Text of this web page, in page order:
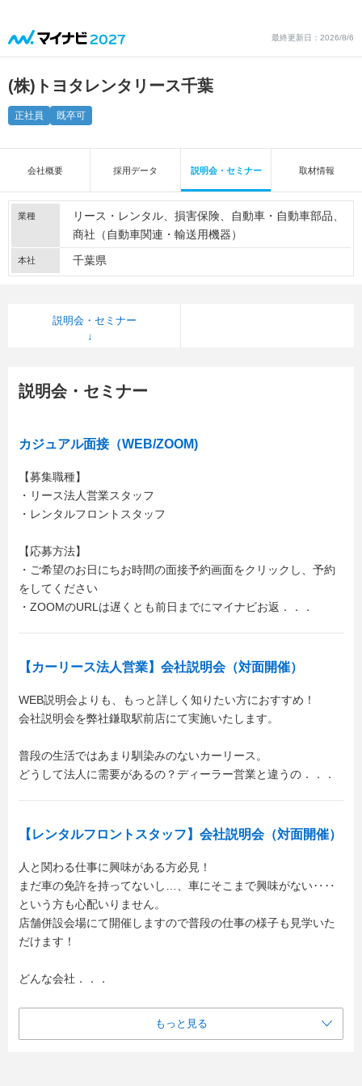
最終更新日：2026/8/6
(株)トヨタレンタリース千葉
正社員 既卒可
会社概要 採用データ 説明会・セミナー 取材情報
業種 リース・レンタル 損害保険
自動車・自動車部品
商社（自動車関連・輸送用機器）
本社 千葉県
説明会・セミナー
説明会・セミナー
カジュアル面接（WEB/ZOOM)
【募集職種】
・リース法人営業スタッフ
・レンタルフロントスタッフ
【応募方法】
・ご希望のお日にちお時間の面接予約画面をクリックし、予約
をしてください
・ZOOMのURLは遅くとも前日までにマイナビお返．．．
【カーリース法人営業】会社説明会（対面開催）
WEB説明会よりも、もっと詳しく知りたい方におすすめ！
会社説明会を弊社鎌取駅前店にて実施いたします。
普段の生活ではあまり馴染みのないカーリース。
どうして法人に需要があるの？ディーラー営業と違うの．．．
【レンタルフロントスタッフ】会社説明会（対面開催）
人と関わる仕事に興味がある方必見！
まだ車の免許を持ってないし…、車にそこまで興味がない‥‥
という方も心配いりません。
店舗併設会場にて開催しますので普段の仕事の様子も見学いた
だけます！
どんな会社．．．
もっと見る